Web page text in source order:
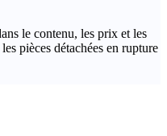
le contenu, les prix et les
pièces détachées en rupture